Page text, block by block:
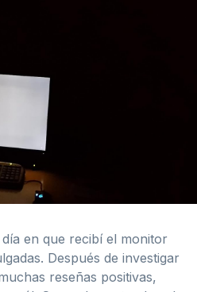
en que recibí el monitor
Después de investigar
reseñas positivas,